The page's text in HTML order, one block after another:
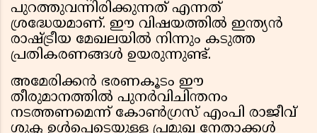
പുറത്തുവന്നിരിക്കുന്നത് എന്നത്
ശ്രദ്ധേയമാണ്. ഈ വിഷയത്തിൽ ഇന്ത്യൻ
രാഷ്ട്രീയ മേഖലയിൽ നിന്നും കടുത്ത
പ്രതികരണങ്ങൾ ഉയരുന്നുണ്ട്.
അമേരിക്കൻ ഭരണകൂടം ഈ
തീരുമാനത്തിൽ പുനർവിചിന്തനം
നടത്തണമെന്ന് കോൺഗ്രസ് എംപി രാജീവ്
ശുക്ല ഉൾപ്പെടെയുള്ള പ്രമുഖ നേതാക്കൾ